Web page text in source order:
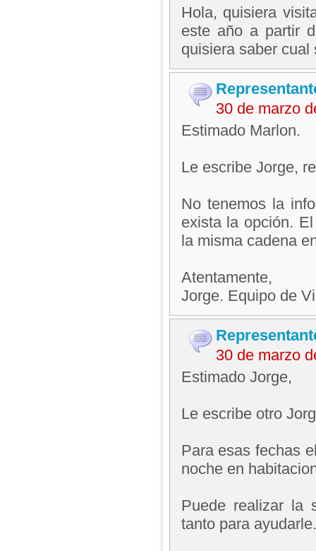
Hola, quisiera
este año a partir
quisiera saber cual
30 de marzo
Estimado Marlon.
Le escribe Jorge,
No tenemos la
exista la opción.
la misma cadena
Atentamente,
Jorge. Equipo de
30 de marzo
Estimado Jorge,
Le escribe otro
Para esas fechas
noche en
Puede realizar la
tanto para ayudarle.